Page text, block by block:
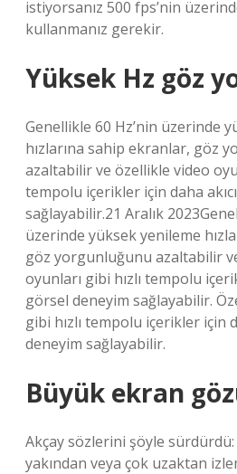
istiyorsanız 500 fps’nin
kullanmanız gerekir.
Yüksek Hz göz
Genellikle 60 Hz’nin üzerinde
hızlarına sahip ekranlar, göz
azaltabilir ve özellikle video
tempolu içerikler için daha
sağlayabilir.21 Aralık
üzerinde yüksek yenileme
göz yorgunluğunu azaltabilir
oyunları gibi hızlı tempolu
görsel deneyim sağlayabilir.
gibi hızlı tempolu içerikler için
deneyim sağlayabilir.
Büyük ekran
Akçay sözlerini şöyle
yakından veya çok uzaktan